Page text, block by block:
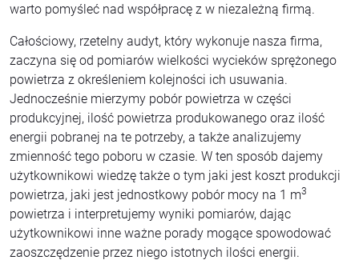
warto pomyśleć nad współpracę z w niezależną firmą.
Całościowy, rzetelny audyt, który wykonuje nasza firma,
zaczyna się od pomiarów wielkości wycieków sprężonego
powietrza z określeniem kolejności ich usuwania.
Jednocześnie mierzymy pobór powietrza w części
produkcyjnej, ilość powietrza produkowanego oraz ilość
energii pobranej na te potrzeby, a także analizujemy
zmienność tego poboru w czasie. W ten sposób dajemy
użytkownikowi wiedzę także o tym jaki jest koszt produkcji
powietrza, jaki jest jednostkowy pobór mocy na 1 m3
powietrza i interpretujemy wyniki pomiarów, dając
użytkownikowi inne ważne porady mogące spowodować
zaoszczędzenie przez niego istotnych ilości energii.